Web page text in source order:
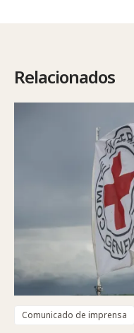
Relacionados
Comunicado de imprensa